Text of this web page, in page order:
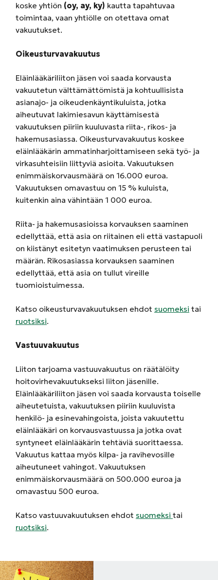
koske yhtiön (oy, ay, ky) kautta tapahtuvaa
toimintaa, vaan yhtiölle on otettava omat
vakuutukset.
Oikeusturvavakuutus
Eläinlääkäriliiton jäsen voi saada korvausta
vakuutetun välttämättömistä ja kohtuullisista
asianajo- ja oikeudenkäyntikuluista, jotka
aiheutuvat lakimiesavun käyttämisestä
vakuutuksen piiriin kuuluvasta riita-, rikos- ja
hakemusasiassa. Oikeusturvavakuutus koskee
eläinlääkärin ammatinharjoittamiseen sekä työ- ja
virkasuhteisiin liittyviä asioita. Vakuutuksen
enimmäiskorvausmäärä on 16.000 euroa.
Vakuutuksen omavastuu on 15 % kuluista,
kuitenkin aina vähintään 1 000 euroa.
Riita- ja hakemusasioissa korvauksen saaminen
edellyttää, että asia on riitainen eli että vastapuoli
on kiistänyt esitetyn vaatimuksen perusteen tai
määrän. Rikosasiassa korvauksen saaminen
edellyttää, että asia on tullut vireille
tuomioistuimessa.
Katso oikeusturvavakuutuksen ehdot suomeksi tai
ruotsiksi.
Vastuuvakuutus
Liiton tarjoama vastuuvakuutus on räätälöity
hoitovirhevakuutukseksi liiton jäsenille.
Eläinlääkäriliiton jäsen voi saada korvausta toiselle
aiheutetuista, vakuutuksen piiriin kuuluvista
henkilö- ja esinevahingoista, joista vakuutettu
eläinlääkäri on korvausvastuussa ja jotka ovat
syntyneet eläinlääkärin tehtäviä suorittaessa.
Vakuutus kattaa myös kilpa- ja ravihevosille
aiheutuneet vahingot. Vakuutuksen
enimmäiskorvausmäärä on 500.000 euroa ja
omavastuu 500 euroa.
Katso vastuuvakuutuksen ehdot suomeksi tai
ruotsiksi.